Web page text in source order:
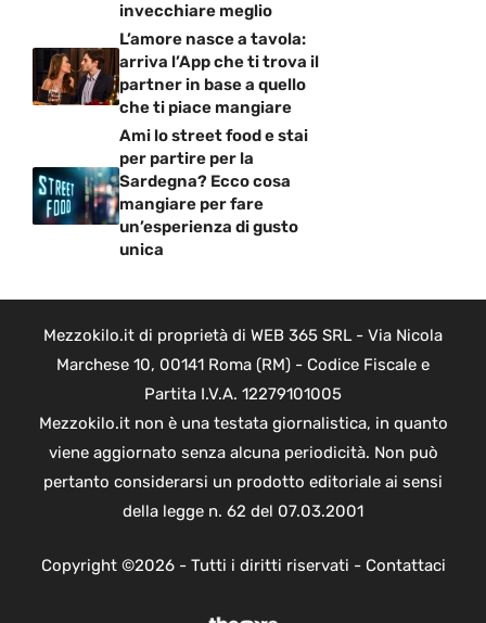
invecchiare meglio
L’amore nasce a tavola:
arriva l’App che ti trova il
partner in base a quello
che ti piace mangiare
Ami lo street food e stai
per partire per la
Sardegna? Ecco cosa
mangiare per fare
un’esperienza di gusto
unica
Mezzokilo.it di proprietà di WEB 365 SRL - Via Nicola
Marchese 10, 00141 Roma (RM) - Codice Fiscale e
Partita I.V.A. 12279101005
Mezzokilo.it non è una testata giornalistica, in quanto
viene aggiornato senza alcuna periodicità. Non può
pertanto considerarsi un prodotto editoriale ai sensi
della legge n. 62 del 07.03.2001
Copyright ©2026 - Tutti i diritti riservati - Contattaci